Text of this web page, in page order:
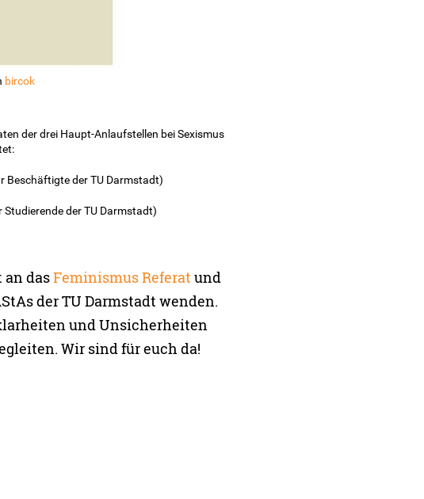
bircok
der drei Haupt-Anlaufstellen bei Sexismus
Beschäftigte der TU Darmstadt)
Studierende der TU Darmstadt)
dasFeminismus Referat und
der TU Darmstadt wenden.
und Unsicherheiten
Wir sind für euch da!